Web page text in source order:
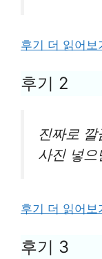
후기 더 읽어보
후기 2
진짜로
사진 넣으
후기 더 읽어보
후기 3